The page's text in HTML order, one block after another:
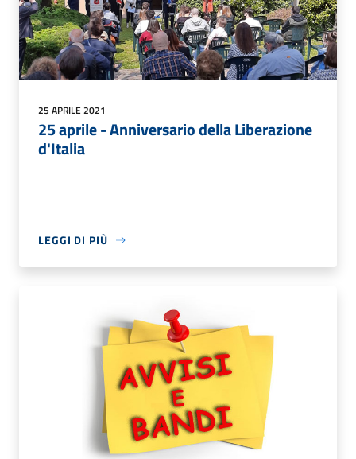
25 APRILE 2021
25 aprile - Anniversario della Liberazione
d'Italia
LEGGI DI PIÙ